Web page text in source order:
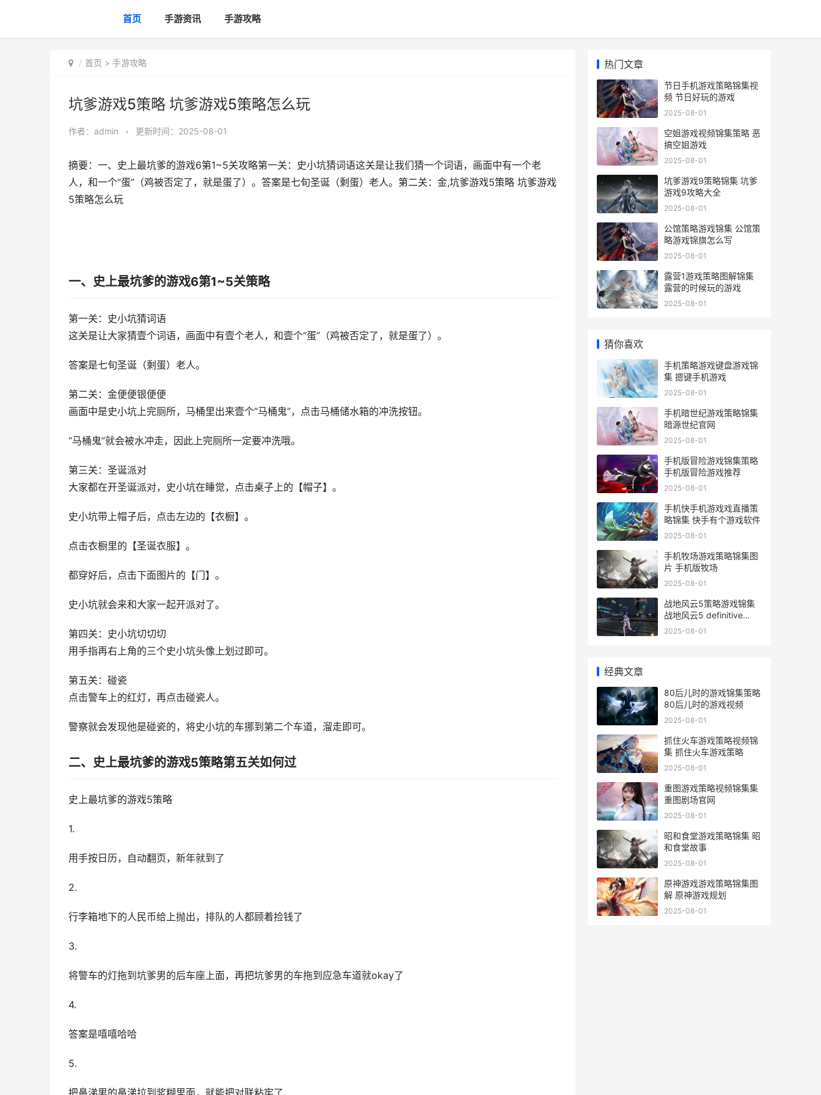
首页 手游资讯 手游攻略
首页 > 手游攻略
坑爹游戏5策略 坑爹游戏5策略怎么玩
作者： admin • 更新时间：2025-08-01
摘要：一、史上最坑爹的游戏6第1~5关攻略第一关：史小坑猜词语这关是让我们猜一个词语，画面中有一个老
人，和一个“蛋”（鸡被否定了，就是蛋了）。答案是七旬圣诞（剩蛋）老人。第二关：金,坑爹游戏5策略 坑爹游戏
5策略怎么玩
一、史上最坑爹的游戏6第1~5关策略
第一关：史小坑猜词语
这关是让大家猜壹个词语，画面中有壹个老人，和壹个“蛋”（鸡被否定了，就是蛋了）。
答案是七旬圣诞（剩蛋）老人。
第二关：金便便银便便
画面中是史小坑上完厕所，马桶里出来壹个“马桶鬼”，点击马桶储水箱的冲洗按钮。
“马桶鬼”就会被水冲走，因此上完厕所一定要冲洗哦。
第三关：圣诞派对
大家都在开圣诞派对，史小坑在睡觉，点击桌子上的【帽子】。
史小坑带上帽子后，点击左边的【衣橱】。
点击衣橱里的【圣诞衣服】。
都穿好后，点击下面图片的【门】。
史小坑就会来和大家一起开派对了。
第四关：史小坑切切切
用手指再右上角的三个史小坑头像上划过即可。
第五关：碰瓷
点击警车上的红灯，再点击碰瓷人。
警察就会发现他是碰瓷的，将史小坑的车挪到第二个车道，溜走即可。
二、史上最坑爹的游戏5策略第五关如何过
史上最坑爹的游戏5策略
1.
用手按日历，自动翻页，新年就到了
2.
行李箱地下的人民币给上抛出，排队的人都顾着捡钱了
3.
将警车的灯拖到坑爹男的后车座上面，再把坑爹男的车拖到应急车道就okay了
4.
答案是嘻嘻哈哈
5.
热门文章
节日手机游戏策略锦集视
频 节日好玩的游戏
2025-08-01
空姐游戏视频锦集策略 恶
搞空姐游戏
2025-08-01
坑爹游戏9策略锦集 坑爹
游戏9攻略大全
2025-08-01
公馆策略游戏锦集 公馆策
略游戏锦旗怎么写
2025-08-01
露营1游戏策略图解锦集
露营的时候玩的游戏
2025-08-01
猜你喜欢
手机策略游戏键盘游戏锦
集 摁键手机游戏
2025-08-01
手机暗世纪游戏策略锦集
暗源世纪官网
2025-08-01
手机版冒险游戏锦集策略
手机版冒险游戏推荐
2025-08-01
手机快手机游戏戏直播策
略锦集 快手有个游戏软件
2025-08-01
手机牧场游戏策略锦集图
片 手机版牧场
2025-08-01
战地风云5策略游戏锦集
战地风云5 definitive
edition
2025-08-01
经典文章
80后儿时的游戏锦集策略
80后儿时的游戏视频
2025-08-01
抓住火车游戏策略视频锦
集 抓住火车游戏策略
2025-08-01
重图游戏策略视频锦集集
重图剧场官网
2025-08-01
昭和食堂游戏策略锦集 昭
和食堂故事
2025-08-01
原神游戏游戏策略锦集图
解 原神游戏规划
2025-08-01